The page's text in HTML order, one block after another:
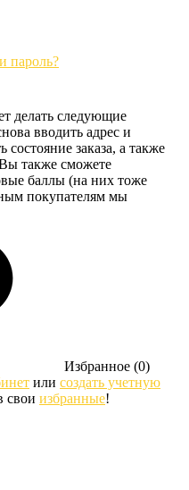
пароль?
делать следующие
вводить адрес и
заказа, а также
также сможете
баллы (на них тоже
покупателям мы
Избранное (0)
или создать учетную
свои избранные!